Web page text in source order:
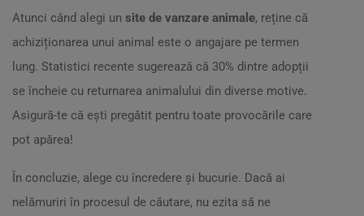
Atunci când alegi un site de vanzare animale, reține că
achiziționarea unui animal este o angajare pe termen
lung. Statistici recente sugerează că 30% dintre adopții
se încheie cu returnarea animalului din diverse motive.
Asigură-te că ești pregătit pentru toate provocările care
pot apărea!
În concluzie, alege cu încredere și bucurie. Dacă ai
nelămuriri în procesul de căutare, nu ezita să ne